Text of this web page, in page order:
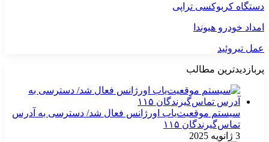
دستگاه کربوکسی تراپی
امداد خودرو هیوندا
عمل تیروئید
پربازدیدترین مطالب
سیستم موقعیت‌یاب اورژانس فعال شد/ دسترسی به آدرس
تماس‌گیرندگان ۱۱۵
3 ژانویه 2025